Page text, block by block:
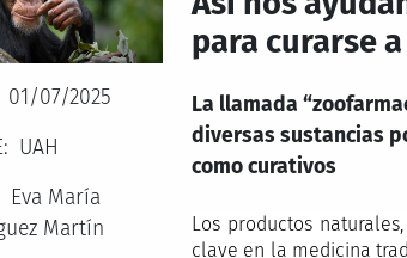
01/07/2025
UAH
Eva María
Martín
para curarse
La llamada
diversas sustancias
como curativos
Los productos
clave en la medicina